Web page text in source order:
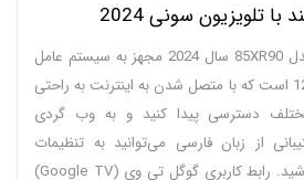
تلویزیون سونی 2024
تلویزیون هوشمند سونی مدل 85XR90 سال 2024 مجهز به سیستم عامل
اندروید (Android) نسخه 12 است که با متصل شدن به اینترنت به راحتی
مختلف دسترسی پیدا کنید و به وب گردی
از زبان فارسی می‌توانید به تنظیمات
نمایشگر دسترسی داشته باشید. رابط کاربری گوگل تی وی (Google TV)